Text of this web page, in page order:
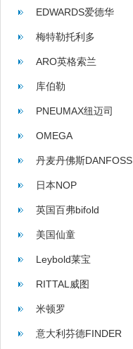
EDWARDS爱德华
梅特勒托利多
ARO英格索兰
库伯勒
PNEUMAX纽迈司
OMEGA
丹麦丹佛斯DANFOSS
日本NOP
英国百弗bifold
美国仙童
Leybold莱宝
RITTAL威图
米顿罗
意大利芬德FINDER